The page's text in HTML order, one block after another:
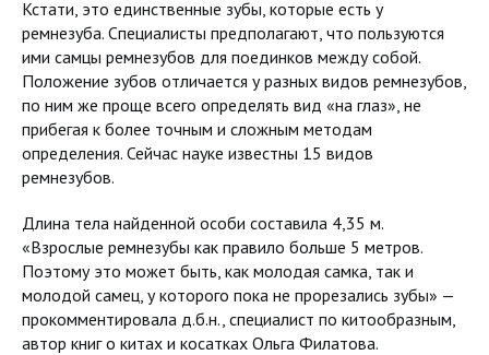
Кстати, это единственные зубы, которые есть у
ремнезуба. Специалисты предполагают, что пользуются
ими самцы ремнезубов для поединков между собой.
Положение зубов отличается у разных видов ремнезубов,
по ним же проще всего определять вид «на глаз», не
прибегая к более точным и сложным методам
определения. Сейчас науке известны 15 видов
ремнезубов.
Длина тела найденной особи составила 4,35 м.
«Взрослые ремнезубы как правило больше 5 метров.
Поэтому это может быть, как молодая самка, так и
молодой самец, у которого пока не прорезались зубы» —
прокомментировала д.б.н., специалист по китообразным,
автор книг о китах и косатках Ольга Филатова.